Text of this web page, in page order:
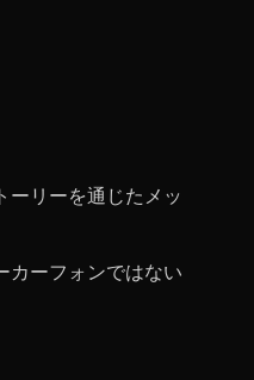
ーリーを通じたメッ
カーフォンではない